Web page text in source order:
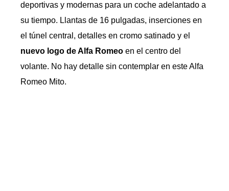
deportivas y modernas para un coche adelantado a
su tiempo. Llantas de 16 pulgadas, inserciones en
el túnel central, detalles en cromo satinado y el
nuevo logo de Alfa Romeo en el centro del
volante. No hay detalle sin contemplar en este Alfa
Romeo Mito.